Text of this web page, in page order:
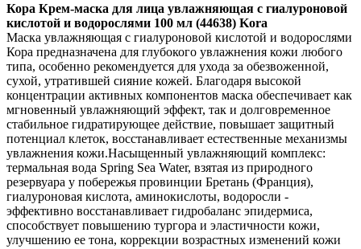
Кора Крем-маска для лица увлажняющая с гиалуроновой
кислотой и водорослями 100 мл (44638) Kora
Маска увлажняющая с гиалуроновой кислотой и водорослями
Кора предназначена для глубокого увлажнения кожи любого
типа, особенно рекомендуется для ухода за обезвоженной,
сухой, утратившей сияние кожей. Благодаря высокой
концентрации активных компонентов маска обеспечивает как
мгновенный увлажняющий эффект, так и долговременное
стабильное гидратирующее действие, повышает защитный
потенциал клеток, восстанавливает естественные механизмы
увлажнения кожи.Насыщенный увлажняющий комплекс:
термальная вода Spring Sea Water, взятая из природного
резервуара у побережья провинции Бретань (Франция),
гиалуроновая кислота, аминокислоты, водоросли -
эффективно восстанавливает гидробаланс эпидермиса,
способствует повышению тургора и эластичности кожи,
улучшению ее тона, коррекции возрастных изменений кожи